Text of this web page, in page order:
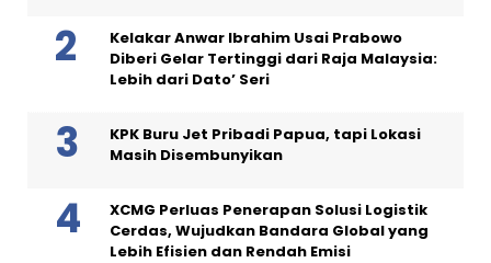
Kelakar Anwar Ibrahim Usai Prabowo
Diberi Gelar Tertinggi dari Raja Malaysia:
Lebih dari Dato’ Seri
KPK Buru Jet Pribadi Papua, tapi Lokasi
Masih Disembunyikan
XCMG Perluas Penerapan Solusi Logistik
Cerdas, Wujudkan Bandara Global yang
Lebih Efisien dan Rendah Emisi